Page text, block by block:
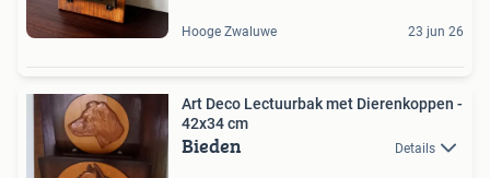
Hooge Zwaluwe 23 jun 26
Art Deco Lectuurbak met Dierenkoppen -
42x34 cm
Bieden Details